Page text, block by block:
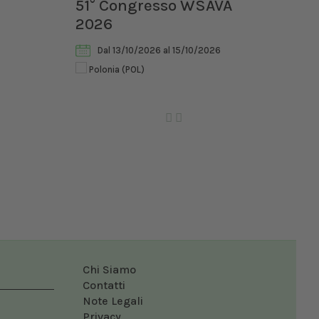
51° Congresso WSAVA
2026
Dal 13/10/2026 al 15/10/2026
Polonia (POL)
Chi Siamo
Contatti
Note Legali